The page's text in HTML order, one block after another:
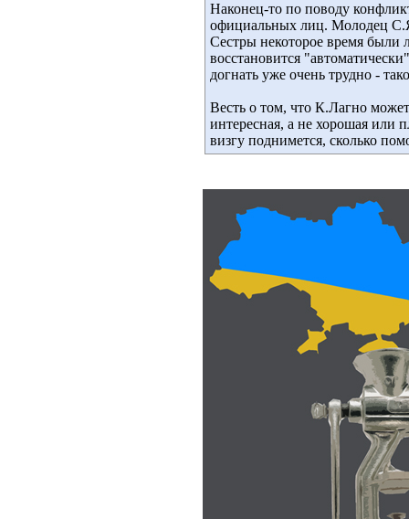
Наконец-то по поводу
официальных лиц. Молодец
Сестры некоторое время были
восстановится
догнать уже очень трудно -
Весть о том, что К.Лагно
интересная, а не хорошая или
визгу поднимется, сколько